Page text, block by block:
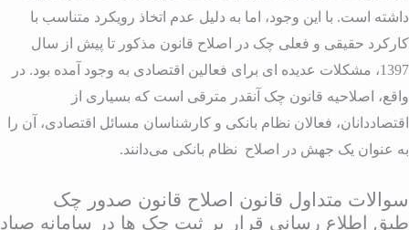
است. با این ‌وجود، اما به دلیل عدم اتخاذ رویکرد متناسب با
حقیقی و فعلی چک در اصلاح قانون مذکور تا پیش از سال
1397، مشکلات عدیده ‏ای برای فعالین اقتصادی به وجود آمده بود. در
اصلاحیه قانون چک آنقدر مترقی است که بسیاری از
فعالان نظام بانکی و کارشناسان مسائل اقتصادی، آن را
عنوان یک جهش در اصلاح نظام بانکی می‌دانند.
متداول قانون اصلاح قانون صدور چک
اطلاع رسانی قرار بر ثبت چک ها در سامانه صیاد